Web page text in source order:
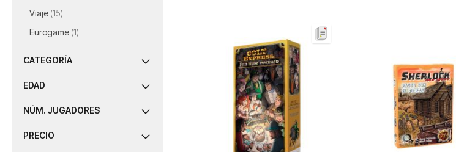
Viaje 15
artículos
Eurogame 1
artículo
CATEGORÍA
EDAD
NÚM. JUGADORES
PRECIO